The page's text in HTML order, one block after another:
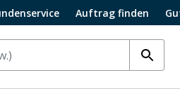
Auftrag finden